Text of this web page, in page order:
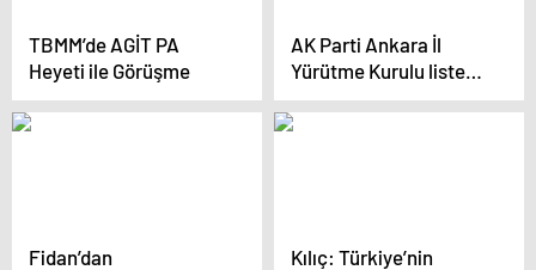
TBMM’de AGİT PA
Heyeti ile Görüşme
AK Parti Ankara İl
Yürütme Kurulu listesi
açıklandı
Fidan’dan
Kılıç: Türkiye’nin